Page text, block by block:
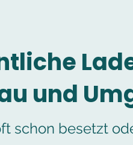
und
schon besetzt